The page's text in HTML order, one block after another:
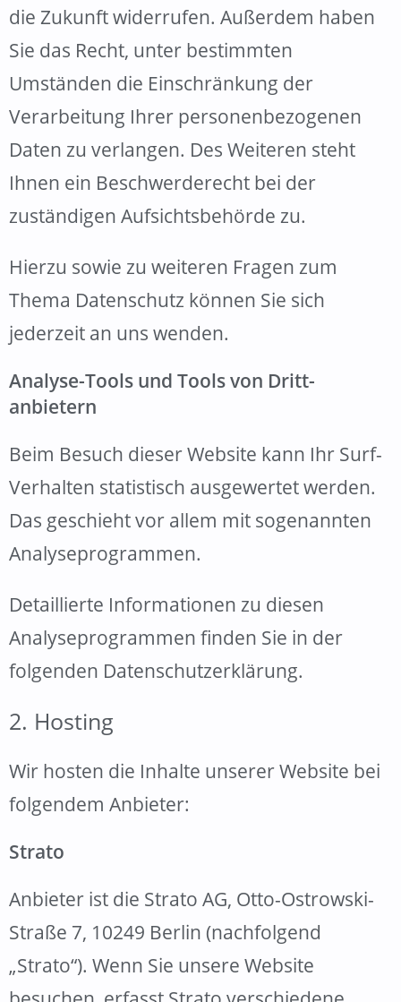
die Zukunft widerrufen. Außerdem haben
Sie das Recht, unter bestimmten
Umständen die Einschränkung der
Verarbeitung Ihrer personenbezogenen
Daten zu verlangen. Des Weiteren steht
Ihnen ein Beschwerderecht bei der
zuständigen Aufsichtsbehörde zu.
Hierzu sowie zu weiteren Fragen zum
Thema Datenschutz können Sie sich
jederzeit an uns wenden.
Analyse-Tools und Tools von Dritt­
anbietern
Beim Besuch dieser Website kann Ihr Surf-
Verhalten statistisch ausgewertet werden.
Das geschieht vor allem mit sogenannten
Analyseprogrammen.
Detaillierte Informationen zu diesen
Analyseprogrammen finden Sie in der
folgenden Datenschutzerklärung.
2. Hosting
Wir hosten die Inhalte unserer Website bei
folgendem Anbieter:
Strato
Anbieter ist die Strato AG, Otto-Ostrowski-
Straße 7, 10249 Berlin (nachfolgend
„Strato“). Wenn Sie unsere Website